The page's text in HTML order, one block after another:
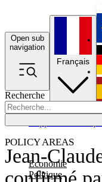
Open sub
navigation
Recherche
POLICY AREAS
Economie
Politique
Français
Jean-